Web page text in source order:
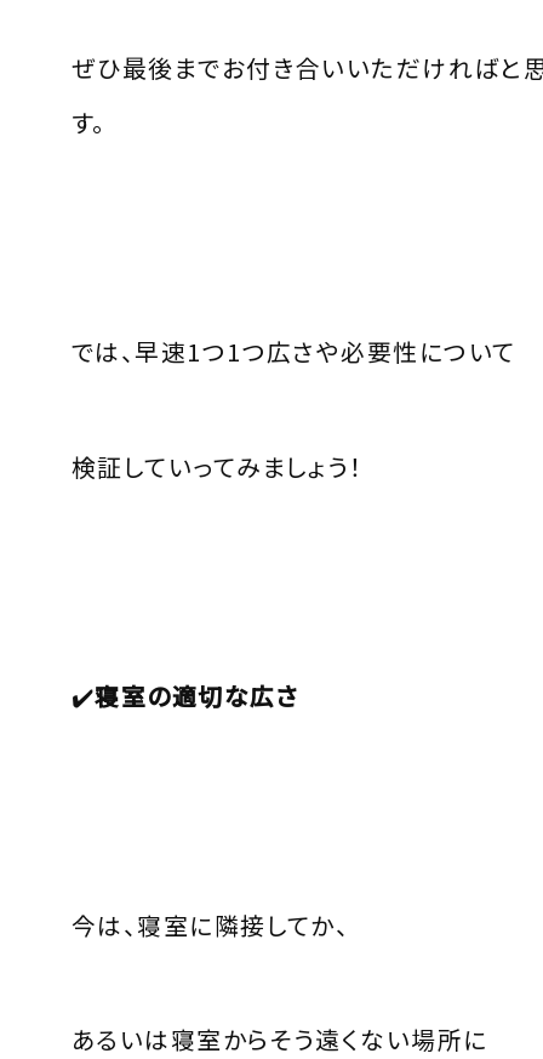
ぜひ最後までお付き合いいただければと
す。
では、早速1つ1つ広さや必要性について
検証していってみましょう！
✔️寝室の適切な広さ
今は、寝室に隣接してか、
あるいは寝室からそう遠くない場所に